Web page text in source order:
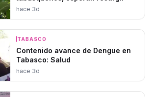
hace 3d
TABASCO
Contenido avance de Dengue en
Tabasco: Salud
hace 3d